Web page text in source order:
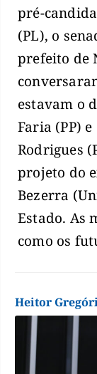
pré-
(PL), o
prefeito de
estavam o
Faria (PP)
Rodrigues
projeto do
Bezerra
Estado. As
como os
Heitor